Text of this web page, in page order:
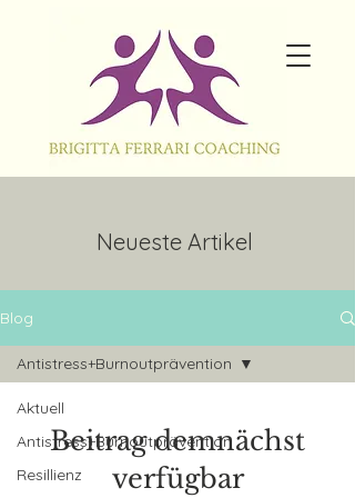
Neueste Artikel
Blog
Aktuell
Antistress+Burnoutprävention
Resillienz
Antistress+Burnoutprävention
Beitrag demnächst
verfügbar